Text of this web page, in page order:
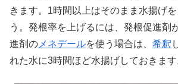
きます。1時間以上はそのまま水揚げ
う。発根率を上げるには、発根促進剤
進剤の メネデールを使う場合は、 希釈
れた水に3時間ほど水揚げしておきます